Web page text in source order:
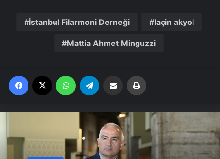
İstanbul Filarmoni Derneği laçin akyol
Mattia Ahmet Minguzzi
Facebook WhatsApp Email'den paylaş